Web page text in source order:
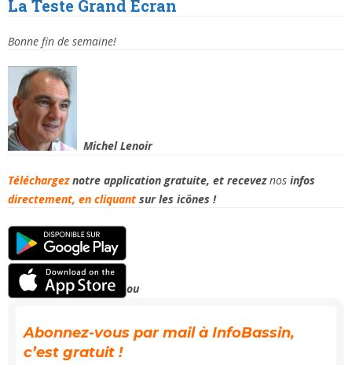
La Teste Grand Ecran
Bonne fin de semaine!
Michel Lenoir
Téléchargeznotre application gratuite, et receveznosinfos
directement, en cliquant sur les icônes !
ou
Abonnez-vous par mail à InfoBassin,
c’est gratuit !